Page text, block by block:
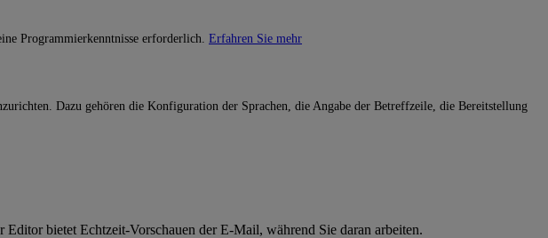
Programmierkenntnisse erforderlich. Erfahren Sie mehr
Dazu gehören die Konfiguration der Sprachen, die Angabe der Betreffzeile, die Bereitstellung
bietet Echtzeit-Vorschauen der E-Mail, während Sie daran arbeiten.